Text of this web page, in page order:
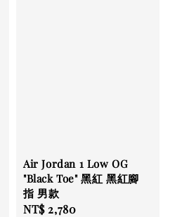
Air Jordan 1 Low OG
"Black Toe" 黑紅 黑紅腳
指 男款
Regular
NT$ 2,780